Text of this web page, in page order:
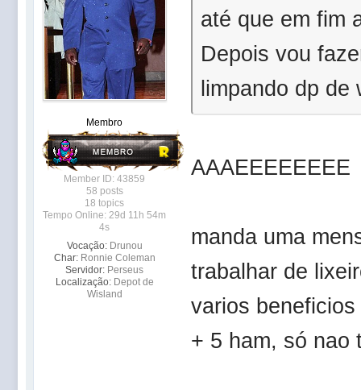
Membro
Member ID: 43859
58 posts
18 topics
Tempo Online: 29d 11h 54m
4s
Vocação: Drunou
Char: Ronnie Coleman
Servidor: Perseus
Localização: Depot de
Wisland
até que em fim
Depois vou
limpando dp de
AAAEEEEEEEE
manda uma
trabalhar de
varios
+ 5 ham, só nao